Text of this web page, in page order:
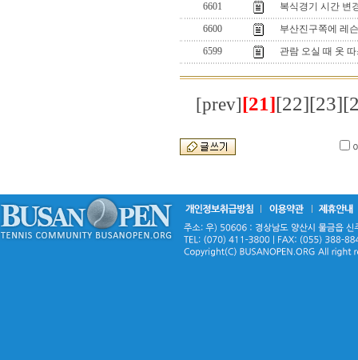
6601
복식경기 시간 변
6600
부산진구쪽에 레
6599
관람 오실 때 옷
[prev][21][22][23]